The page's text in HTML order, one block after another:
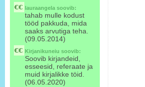
lauraangela soovib:
tahab mulle kodust
tööd pakkuda, mida
saaks arvutiga teha.
(09.05.2014)
Kirjanikuneiu soovib:
Soovib kirjandeid,
esseesid, referaate ja
muid kirjalikke töid.
(06.05.2020)